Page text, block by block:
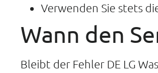
Verwenden Sie stets
Wann den
Bleibt der Fehler DE LG